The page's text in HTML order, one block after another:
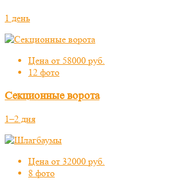
1 день
Цена от 58000 руб.
12 фото
Секционные ворота
1–2 дня
Цена от 32000 руб.
8 фото